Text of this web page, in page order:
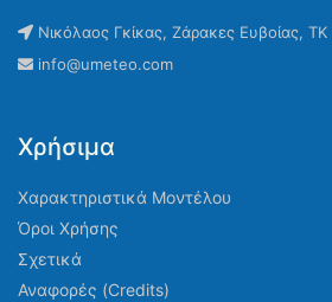
Νικόλαος Γκίκας, Ζάρακες Ευβοίας, ΤΚ
info@umeteo.com
Χρήσιμα
Χαρακτηριστικά Μοντέλου
Όροι Χρήσης
Σχετικά
Αναφορές (Credits)